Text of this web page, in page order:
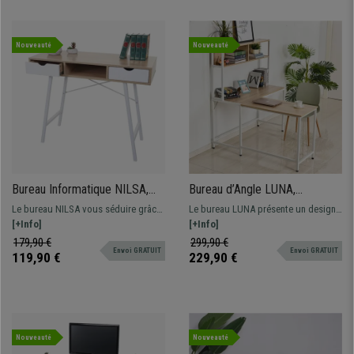
Nouveauté
Bureau Informatique NILSA,
Dimensions 100x40x80 cm, en
Bois couleur Chêne et Blanc
Le bureau NILSA vous séduire grâce
à son design scandinave et son
aspect très pratique !
[+Info]
179,90 €
119,90 € Envoi GRATUIT
Nouveauté
Bureau d’Angle LUNA,
140x125x149 cm, Design et
Pratique, en Métal et Bois
Le bureau LUNA présente un design
esthétique, très fonctionnel et
pratique grâce à ses nombreux
espaces de rangement, fabrication de
[+Info]
299,90 €
229,90 € Envoi GRATUIT
Nouveauté Nouveauté